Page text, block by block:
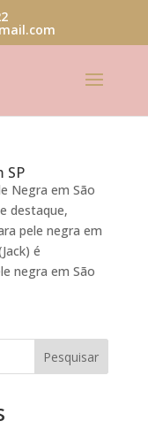
SP
Negra em São
destaque,
pele negra em
é
negra em São
Pesquisar